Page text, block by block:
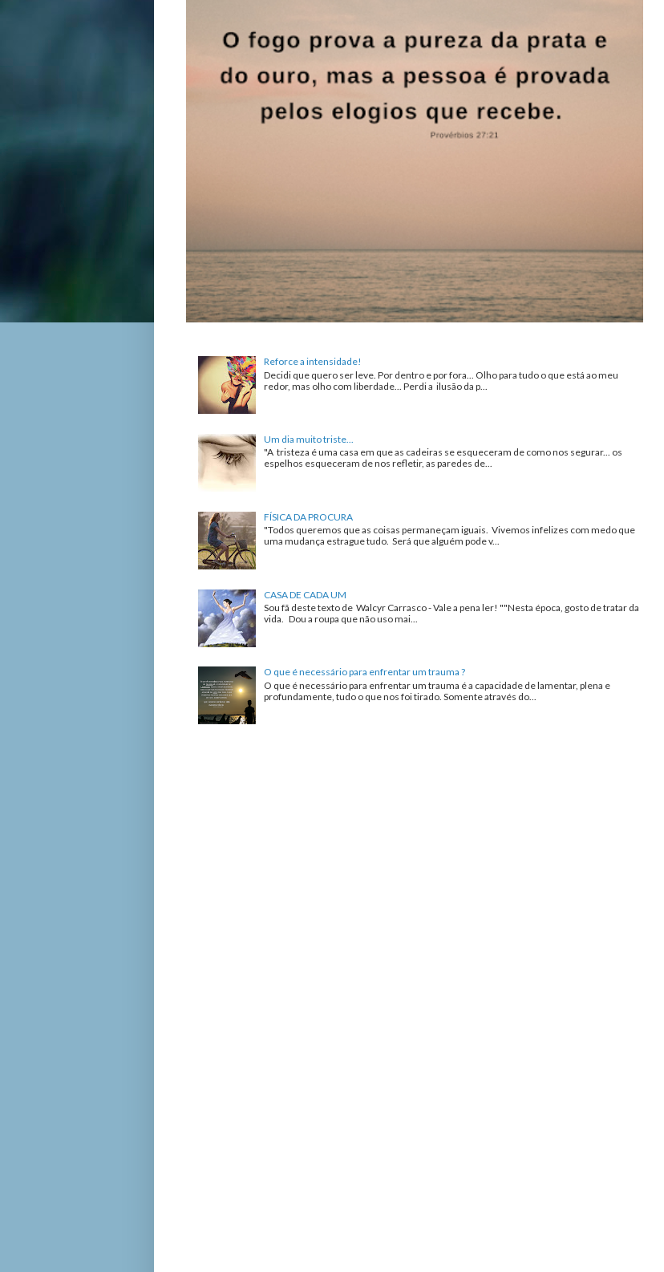
Reforce a intensidade!
Decidi que quero ser leve. Por dentro e por fora... Olho para tudo o que está ao meu
redor, mas olho com liberdade... Perdi a ilusão da p...
Um dia muito triste...
"A tristeza é uma casa em que as cadeiras se esqueceram de como nos segurar... os
espelhos esqueceram de nos refletir, as paredes de...
FÍSICA DA PROCURA
"Todos queremos que as coisas permaneçam iguais. Vivemos infelizes com medo que
uma mudança estrague tudo. Será que alguém pode v...
CASA DE CADA UM
Sou fã deste texto de Walcyr Carrasco - Vale a pena ler! ""Nesta época, gosto de tratar da
vida. Dou a roupa que não uso mai...
O que é necessário para enfrentar um trauma ?
O que é necessário para enfrentar um trauma é a capacidade de lamentar, plena e
profundamente, tudo o que nos foi tirado. Somente através do...